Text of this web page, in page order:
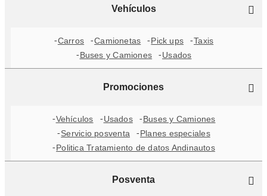
Vehículos
Carros Camionetas Pick ups
Taxis
Buses y Camiones
Usados
Promociones
Vehículos Usados
Buses y Camiones
Servicio posventa
Planes especiales
Politica Tratamiento de datos Andinautos
Posventa